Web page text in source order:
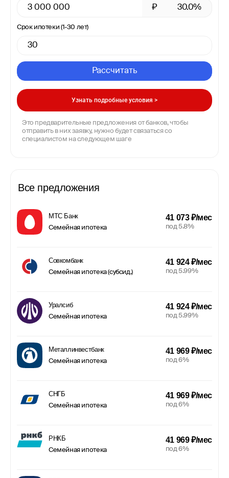
₽ 30.0%
Срок ипотеки (1-30 лет)
Рассчитать
Узнать подробные условия >
Это предварительные предложения от банков, чтобы
отправить в них заявку, нужно будет связаться со
специалистом на следующем шаге
Все предложения
МТС Банк
Семейная ипотека
41 073 ₽/мес
под 5.8%
Совкомбанк
Семейная ипотека (субсид.)
41 924 ₽/мес
под 5.99%
Уралсиб
Семейная ипотека
41 924 ₽/мес
под 5.99%
Металлинвестбанк
Семейная ипотека
41 969 ₽/мес
под 6%
СНГБ
Семейная ипотека
41 969 ₽/мес
под 6%
РНКБ
Семейная ипотека
41 969 ₽/мес
под 6%